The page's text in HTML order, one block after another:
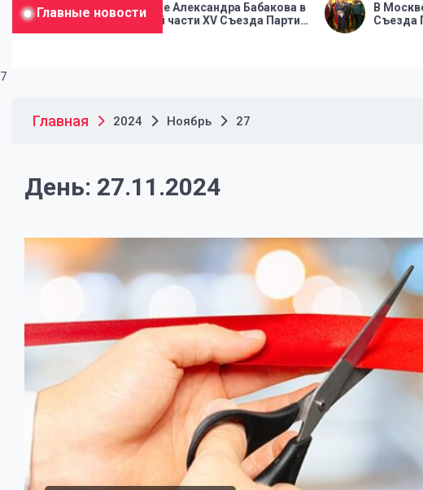
Главные новости
Александра Бабакова в
второй части XV Съезда Партии
РОССИЯ
В Москве стартовала
Съезда Партии
7
Главная 2024 Ноябрь 27
День: 27.11.2024